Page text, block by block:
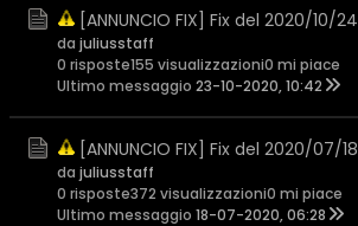
[ANNUNCIO FIX] Fix del 2020/10/24
da juliusstaff
0 risposte155 visualizzazioni0 mi piace
Ultimo messaggio 23-10-2020, 10:42
[ANNUNCIO FIX] Fix del 2020/07/18
da juliusstaff
0 risposte372 visualizzazioni0 mi piace
Ultimo messaggio 18-07-2020, 06:28